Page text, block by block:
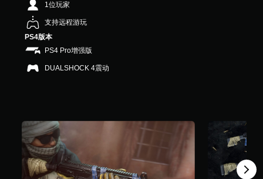
个
评
价
）
1位玩家
支持远程游玩
PS4版本
PS4 Pro增强版
DUALSHOCK 4震动